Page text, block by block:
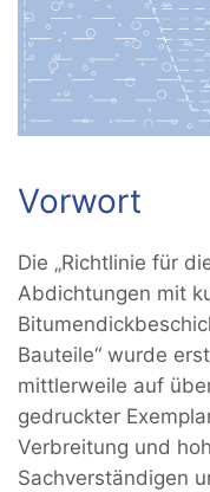
Vorwort
Die „Richtlinie für
Abdichtungen mit
Bauteile“ wurde
mittlerweile auf
gedruckter
Verbreitung und
Sachverständigen